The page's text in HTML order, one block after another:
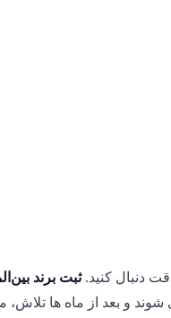
دنبال کنید.ثبت برند
و بعد از ماه ها